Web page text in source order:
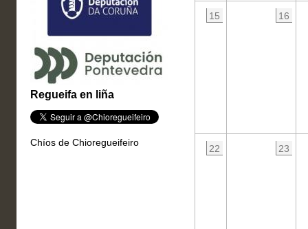
Regueifa en liña
Chíos de Chioregueifeiro
15 16
22 23